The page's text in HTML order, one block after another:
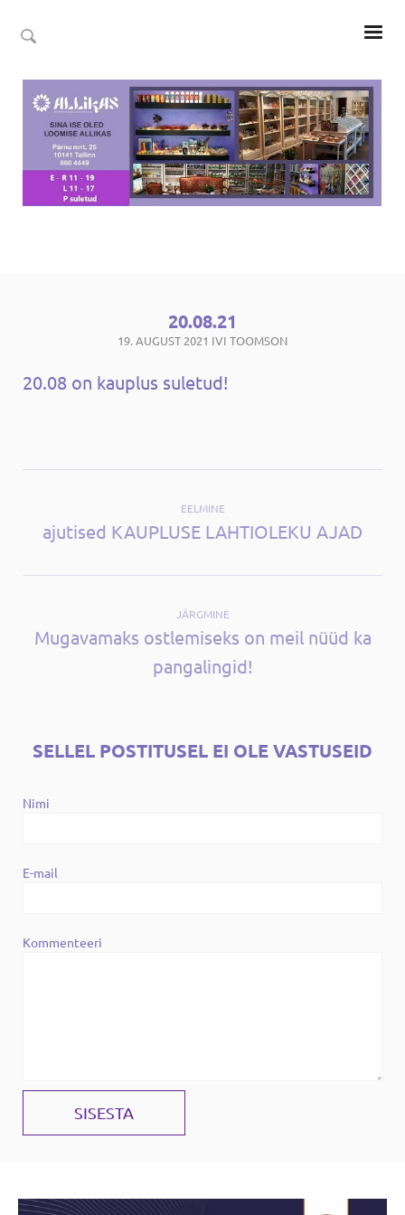
20.08.21
19. AUGUST 2021 IVI TOOMSON
20.08 on kauplus suletud!
EELMINE
ajutised KAUPLUSE LAHTIOLEKU AJAD
JÄRGMINE
Mugavamaks ostlemiseks on meil nüüd ka
pangalingid!
SELLEL POSTITUSEL EI OLE VASTUSEID
Nimi
E-mail
Kommenteeri